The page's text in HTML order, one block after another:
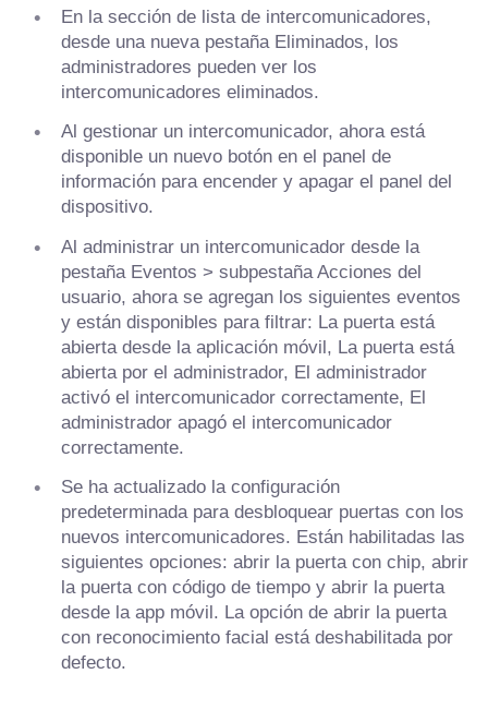
En la sección de lista de intercomunicadores,
desde una nueva pestaña Eliminados, los
administradores pueden ver los
intercomunicadores eliminados.
Al gestionar un intercomunicador, ahora está
disponible un nuevo botón en el panel de
información para encender y apagar el panel del
dispositivo.
Al administrar un intercomunicador desde la
pestaña Eventos > subpestaña Acciones del
usuario, ahora se agregan los siguientes eventos
y están disponibles para filtrar: La puerta está
abierta desde la aplicación móvil, La puerta está
abierta por el administrador, El administrador
activó el intercomunicador correctamente, El
administrador apagó el intercomunicador
correctamente.
Se ha actualizado la configuración
predeterminada para desbloquear puertas con los
nuevos intercomunicadores. Están habilitadas las
siguientes opciones: abrir la puerta con chip, abrir
la puerta con código de tiempo y abrir la puerta
desde la app móvil. La opción de abrir la puerta
con reconocimiento facial está deshabilitada por
defecto.